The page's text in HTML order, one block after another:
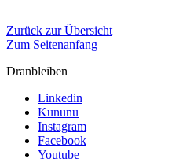
Zurück zur Übersicht
Zum Seitenanfang
Dranbleiben
Linkedin
Kununu
Instagram
Facebook
Youtube